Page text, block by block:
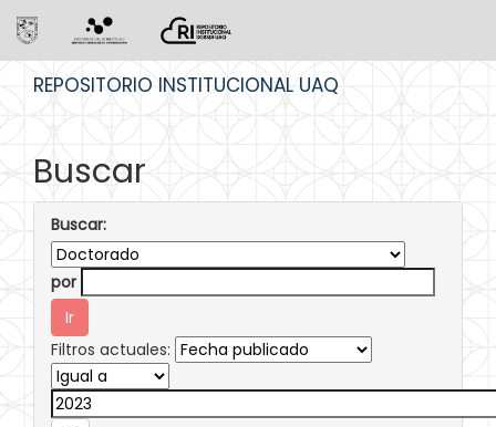
REPOSITORIO INSTITUCIONAL UAQ
Buscar
Buscar:
por
Filtros actuales: